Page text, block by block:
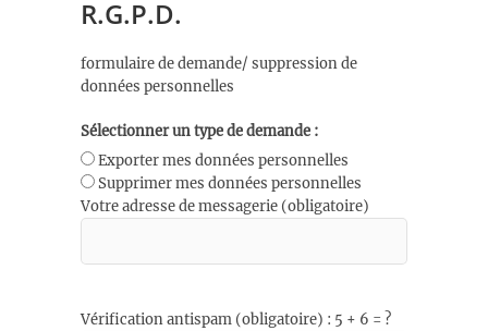
R.G.P.D.
formulaire de demande/ suppression de
données personnelles
Sélectionner un type de demande :
Exporter mes données personnelles
Supprimer mes données personnelles
Votre adresse de messagerie (obligatoire)
Vérification antispam (obligatoire) : 5 + 6 = ?